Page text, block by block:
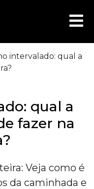
intervalado: qual a
qual a
fazer na
Veja como é
da caminhada e